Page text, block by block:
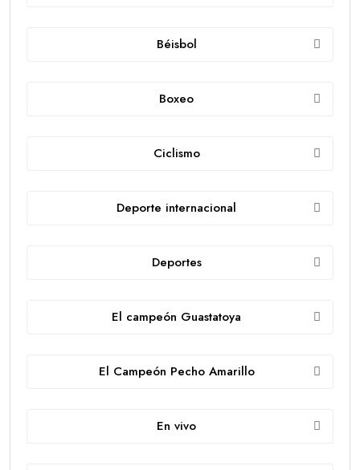
Béisbol
Boxeo
Ciclismo
Deporte internacional
Deportes
El campeón Guastatoya
El Campeón Pecho Amarillo
En vivo